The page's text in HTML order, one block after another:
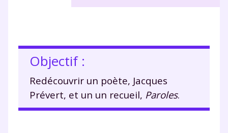
Objectif :
Redécouvrir un poète, Jacques
Prévert, et un un recueil, Paroles.